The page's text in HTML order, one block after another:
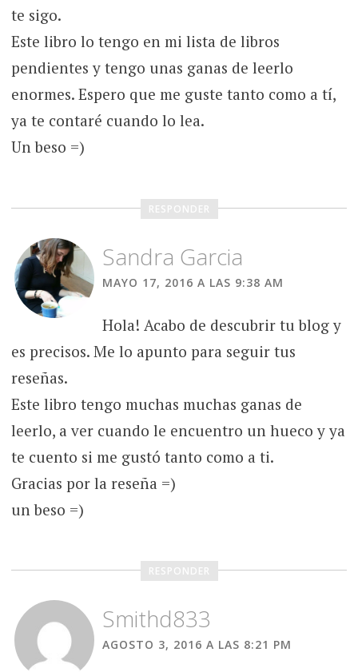
te sigo.
Este libro lo tengo en mi lista de libros
pendientes y tengo unas ganas de leerlo
enormes. Espero que me guste tanto como a tí,
ya te contaré cuando lo lea.
Un beso =)
RESPONDER
Sandra Garcia
MAYO 17, 2016 A LAS 9:38 AM
Hola! Acabo de descubrir tu blog y
es precisos. Me lo apunto para seguir tus
reseñas.
Este libro tengo muchas muchas ganas de
leerlo, a ver cuando le encuentro un hueco y ya
te cuento si me gustó tanto como a ti.
Gracias por la reseña =)
un beso =)
RESPONDER
Smithd833
AGOSTO 3, 2016 A LAS 8:21 PM